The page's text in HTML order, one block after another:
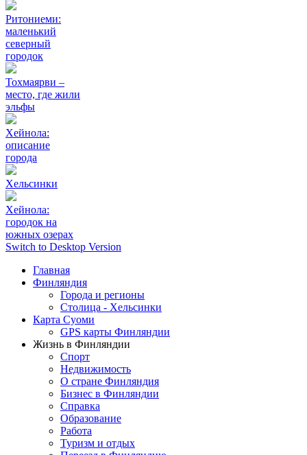
Ритониеми:
маленький
северный
городок
Тохмаярви –
место, где жили
эльфы
Хейнола:
описание
города
Хельсинки
Хейнола:
городок на
южных озерах
Switch to Desktop Version
Главная
Финляндия
Города и регионы
Столица - Хельсинки
Карта Суоми
GPS карты Финляндии
Жизнь в Финляндии
Спорт
Недвижимость
О стране Финляндия
Бизнес в Финляндии
Справка
Образование
Работа
Туризм и отдых